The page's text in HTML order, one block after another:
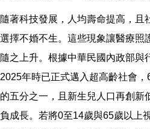
隨著科技發展，人均壽命提高，且
選擇不婚不生。這些現象讓醫療照
隨之上升。根據中華民國內政部與
2025年時已正式邁入超高齡社會
的五分之一，且新生兒人口再創新
負成長。若將0至14歲與65歲以上